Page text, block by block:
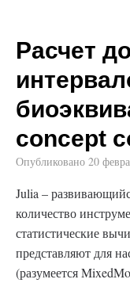
Расчет
concept
Опубликовано 20
Julia –
количество
статистические
представляют для
(разумеется